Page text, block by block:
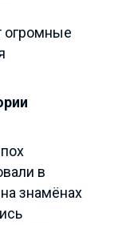
огромные
в
знамёнах